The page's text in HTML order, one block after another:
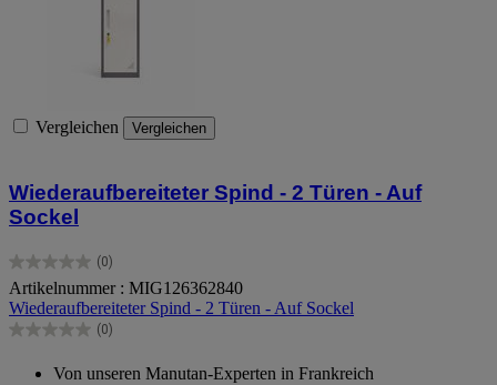
Vergleichen Vergleichen
Wiederaufbereiteter Spind - 2 Türen - Auf
Sockel
(0)
0.0
von
5
Sternen.
Artikelnummer : MIG126362840
Wiederaufbereiteter Spind - 2 Türen - Auf Sockel
(0)
0.0
Von unseren Manutan-Experten in Frankreich